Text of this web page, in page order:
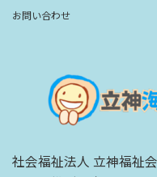
お問い合わせ
社会福祉法人 立神福祉会